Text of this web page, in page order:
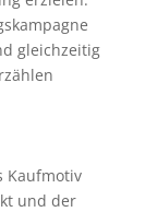
gleichzeitig
Kaufmotiv
und der